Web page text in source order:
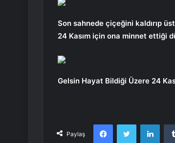
Son sahnede çiçeğini kaldırıp
24 Kasım için ona minnet ettiği
Gelsin Hayat Bildiği Üzere 24
Paylaş
FacebookTwitter